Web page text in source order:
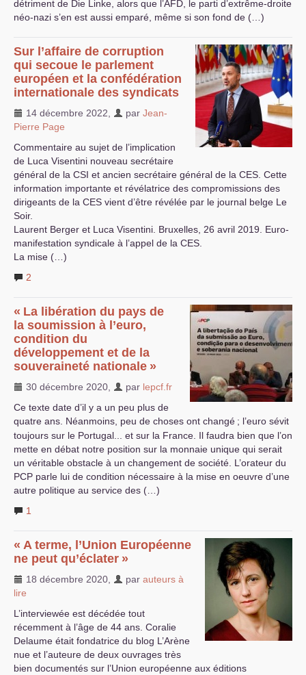
détriment de Die Linke, alors que l’AFD , le parti d’extrême-droite
néo-nazi s’en est aussi emparé, même si son fond de (…)
Sur l’affaire de corruption
qui secoue le parlement
européen et la confédération
internationale des syndicats
14 décembre 2022 par Jean-
Pierre Page
Commentaire au sujet de l’implication
de Luca Visentini nouveau secrétaire
général de la CSI et ancien secrétaire général de la CES . Cette
information importante et révélatrice des compromissions des
dirigeants de la CES vient d’être révélée par le journal belge Le
Soir.
Laurent Berger et Luca Visentini. Bruxelles, 26 avril 2019. Euro-
manifestation syndicale à l’appel de la CES
La mise (…)
2
« La libération du pays de
la soumission à l’euro,
condition du
développement et de la
souveraineté nationale »
30 décembre 2020 par lepcf.fr
Ce texte date d’il y a un peu plus de
quatre ans. Néanmoins, peu de choses ont changé ; l’euro sévit
toujours sur le Portugal... et sur la France. Il faudra bien que l’on
mette en débat notre position sur la monnaie unique qui serait
un véritable obstacle à un changement de société. L’orateur du
PCP parle lui de condition nécessaire à la mise en oeuvre d’une
autre politique au service des (…)
1
« A terme, l’Union Européenne
ne peut qu’éclater »
18 décembre 2020 par auteurs à
lire
L’interviewée est décédée tout
récemment à l’âge de 44 ans. Coralie
Delaume était fondatrice du blog L’Arène
nue et l’auteure de deux ouvrages très
bien documentés sur l’Union européenne aux éditions